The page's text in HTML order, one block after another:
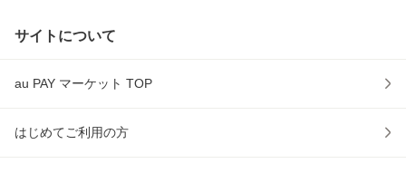
サイトについて
au PAY マーケット TOP
はじめてご利用の方